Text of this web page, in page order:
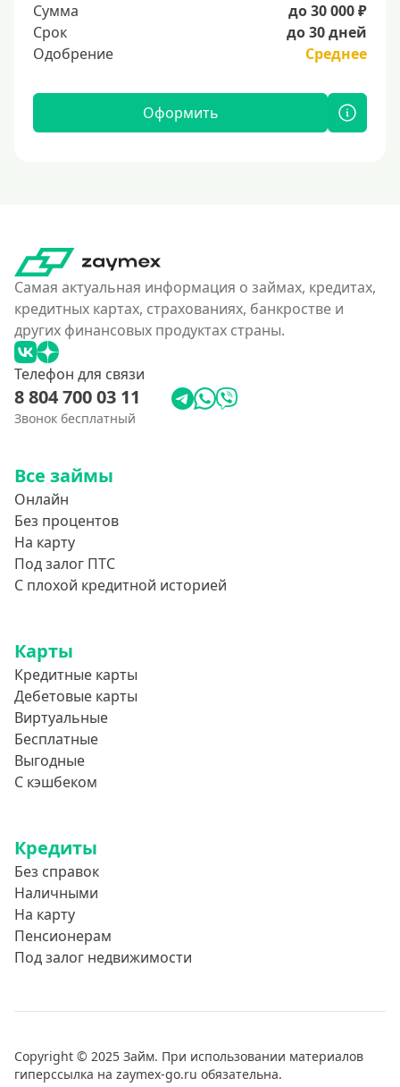
Сумма
до 30 000 ₽
Срок
до 30 дней
Одобрение
Среднее
Оформить
Самая актуальная информация о займах, кредитах,
кредитных картах, страхованиях, банкростве и
других финансовых продуктах страны.
Телефон для связи
8 804 700 03 11
Звонок бесплатный
Все займы
Онлайн
Без процентов
На карту
Под залог ПТС
С плохой кредитной историей
Карты
Кредитные карты
Дебетовые карты
Виртуальные
Бесплатные
Выгодные
С кэшбеком
Кредиты
Без справок
Наличными
На карту
Пенсионерам
Под залог недвижимости
Copyright © 2025 Займ. При использовании материалов
гиперссылка на zaymex-go.ru обязательна.